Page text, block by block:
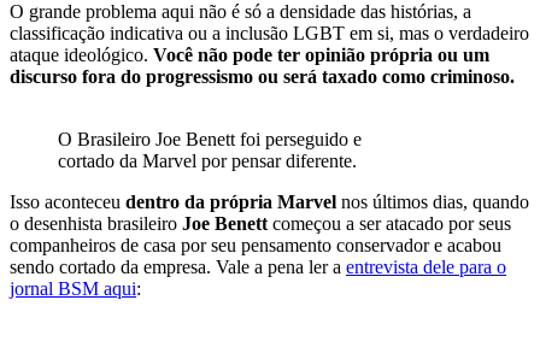
O grande problema aqui não é só a densidade das histórias, a
classificação indicativa ou a inclusão LGBT em si, mas o verdadeiro
ataque ideológico. Você não pode ter opinião própria ou um
discurso fora do progressismo ou será taxado como criminoso.
O Brasileiro Joe Benett foi perseguido e
cortado da Marvel por pensar diferente.
Isso aconteceu dentro da própria Marvel nos últimos dias, quando
o desenhista brasileiro Joe Benett começou a ser atacado por seus
companheiros de casa por seu pensamento conservador e acabou
sendo cortado da empresa. Vale a pena ler a entrevista dele para o
jornal BSM aqui: